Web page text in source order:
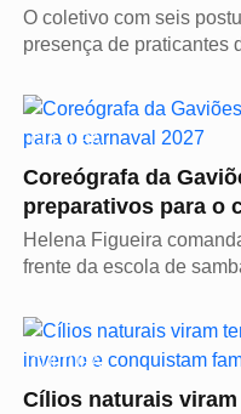
O coletivo com seis
presença de praticantes
CULTURA
Coreógrafa da
preparativos para o
Helena Figueira
frente da escola de
CULTURA
Cílios naturais